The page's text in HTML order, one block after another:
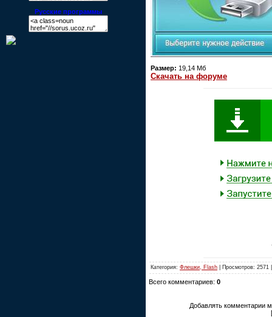
Русские программы
Размер: 19,14 Мб
Скачать на форуме
Категория: Флешки, Flash | Просмотров:
Всего комментариев: 0
Добавлять комментарии